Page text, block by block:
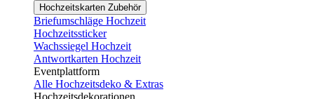
Hochzeitskarten Zubehör
Briefumschläge Hochzeit
Hochzeitssticker
Wachssiegel Hochzeit
Antwortkarten Hochzeit
Eventplattform
Alle Hochzeitsdeko & Extras
Hochzeitsdekorationen